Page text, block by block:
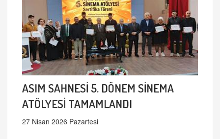
ASIM SAHNESİ 5. DÖNEM SİNEMA
ATÖLYESİ TAMAMLANDI
27 Nisan 2026 Pazartesi